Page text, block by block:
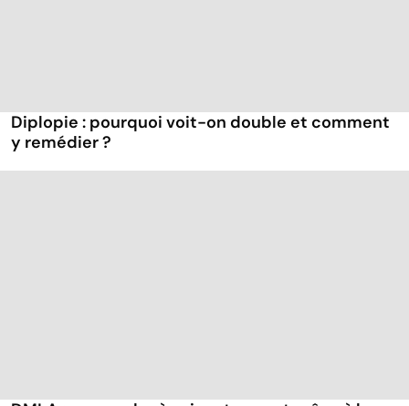
Diplopie : pourquoi voit-on double et comment
y remédier ?